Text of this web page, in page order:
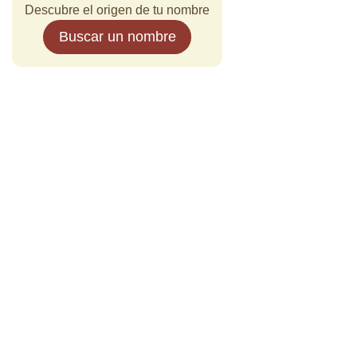
Descubre el origen de tu nombre
Buscar un nombre